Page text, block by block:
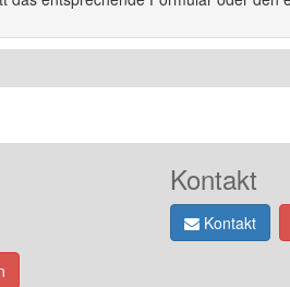
Kontakt
Kontakt